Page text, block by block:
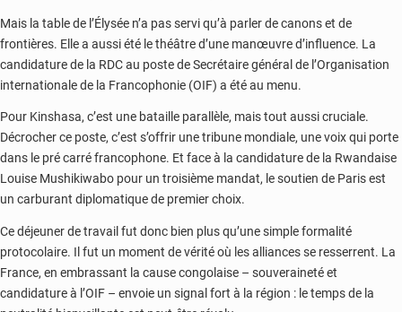
Mais la table de l’Élysée n’a pas servi qu’à parler de canons et de
frontières. Elle a aussi été le théâtre d’une manœuvre d’influence. La
candidature de la RDC au poste de Secrétaire général de l’Organisation
internationale de la Francophonie (OIF) a été au menu.
Pour Kinshasa, c’est une bataille parallèle, mais tout aussi cruciale.
Décrocher ce poste, c’est s’offrir une tribune mondiale, une voix qui porte
dans le pré carré francophone. Et face à la candidature de la Rwandaise
Louise Mushikiwabo pour un troisième mandat, le soutien de Paris est
un carburant diplomatique de premier choix.
Ce déjeuner de travail fut donc bien plus qu’une simple formalité
protocolaire. Il fut un moment de vérité où les alliances se resserrent. La
France, en embrassant la cause congolaise – souveraineté et
candidature à l’OIF – envoie un signal fort à la région : le temps de la